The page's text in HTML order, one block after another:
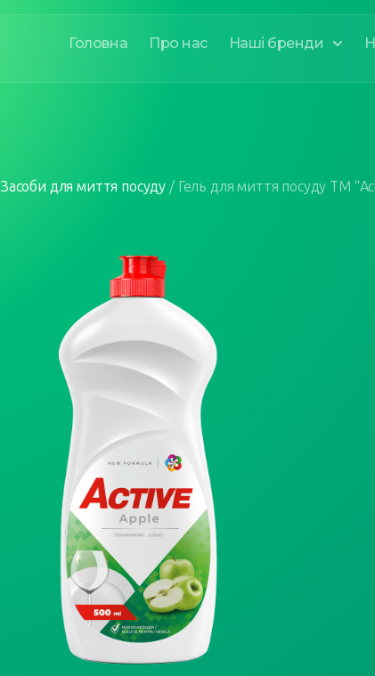
Головна Про нас Наші бренди
Засоби для миття посуду / Гель для миття посуду ТМ